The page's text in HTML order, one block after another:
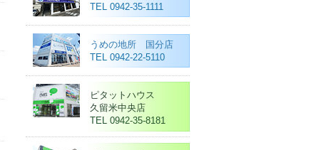
TEL 0942-35-1111
うめの地所 国分店
TEL 0942-22-5110
ピタットハウス
久留米中央店
TEL 0942-35-8181